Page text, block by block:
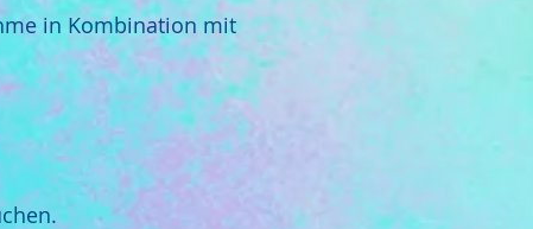
in Kombination mit